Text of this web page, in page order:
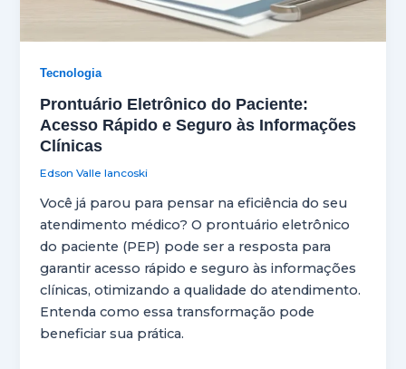
Tecnologia
Prontuário Eletrônico do Paciente:
Acesso Rápido e Seguro às Informações
Clínicas
Edson Valle Iancoski
Você já parou para pensar na eficiência do seu
atendimento médico? O prontuário eletrônico
do paciente (PEP) pode ser a resposta para
garantir acesso rápido e seguro às informações
clínicas, otimizando a qualidade do atendimento.
Entenda como essa transformação pode
beneficiar sua prática.